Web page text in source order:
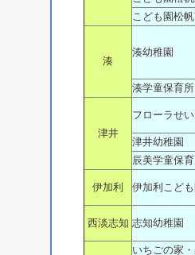
こども園松
湊
湊幼稚園
湊学童保育所
津井
フローラせ
津井幼稚園
辰美学童保
伊加利 伊加利こど
西淡志知 志知幼稚園
いちごの家